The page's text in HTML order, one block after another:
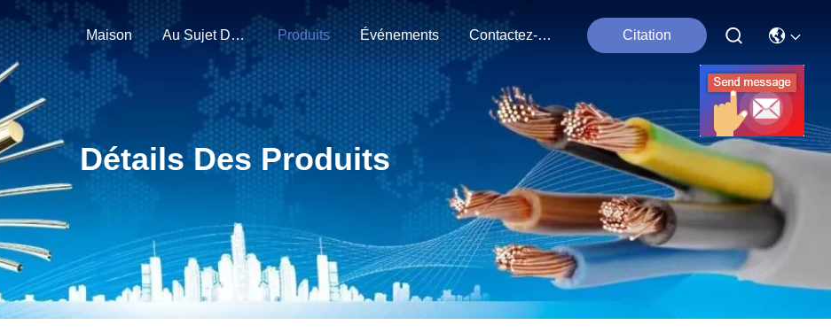
Maison Au Sujet De Nous Produits Événements Contactez-Nous Citation
Détails Des Produits